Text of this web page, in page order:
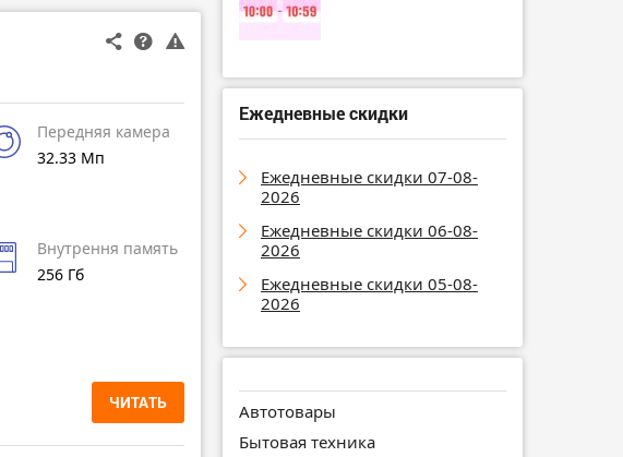
Передняя камера
32.33 Мп
Внутрення память
256 Гб
ЧИТАТЬ
Ежедневные скидки
Ежедневные скидки 07-08-
2026
Ежедневные скидки 06-08-
2026
Ежедневные скидки 05-08-
2026
Автотовары
Бытовая техника